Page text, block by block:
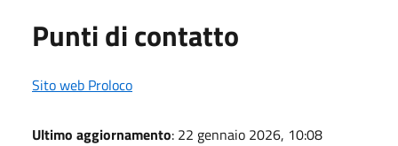
Punti di contatto
Sito web Proloco
Ultimo aggiornamento: 22 gennaio 2026, 10:08